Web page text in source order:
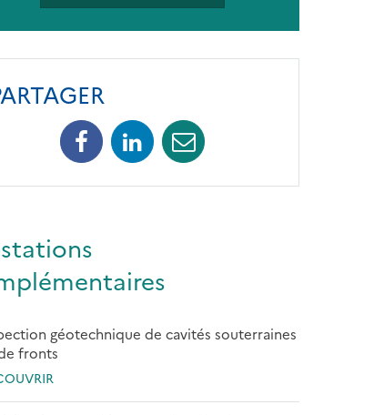
FacebookLinkedin
géotechnique de cavités souterraines
fronts